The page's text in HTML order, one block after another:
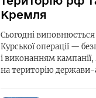
Кремля
Сьогодні
Курської операції —
і виконанням кампанії,
на територію держави-